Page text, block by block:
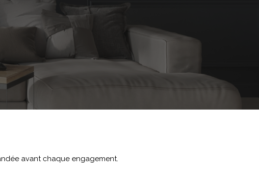
avant chaque engagement.